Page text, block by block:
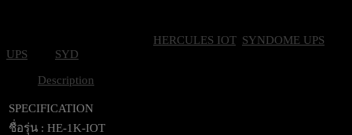
HERCULES IOT, SYNDOME UPS
UPS
SYD
Description
SPECIFICATION
ชื่อรุ่น : HE-1K-IOT